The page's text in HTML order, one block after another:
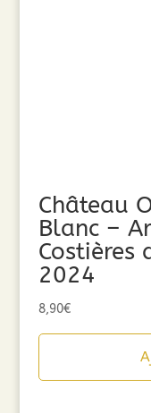
Château
Blanc –
Costières
2024
8,90€